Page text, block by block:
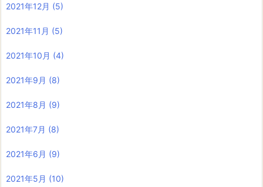
2021年12月 (5)
2021年11月 (5)
2021年10月 (4)
2021年9月 (8)
2021年8月 (9)
2021年7月 (8)
2021年6月 (9)
2021年5月 (10)